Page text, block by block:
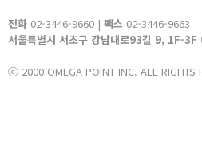
전화 02-3446-9660 | 팩스 02-3446-9663
서울특별시 서초구 강남대로93길 9, 1F-3F
ⓒ 2000 OMEGA POINT INC. ALL RIGHTS